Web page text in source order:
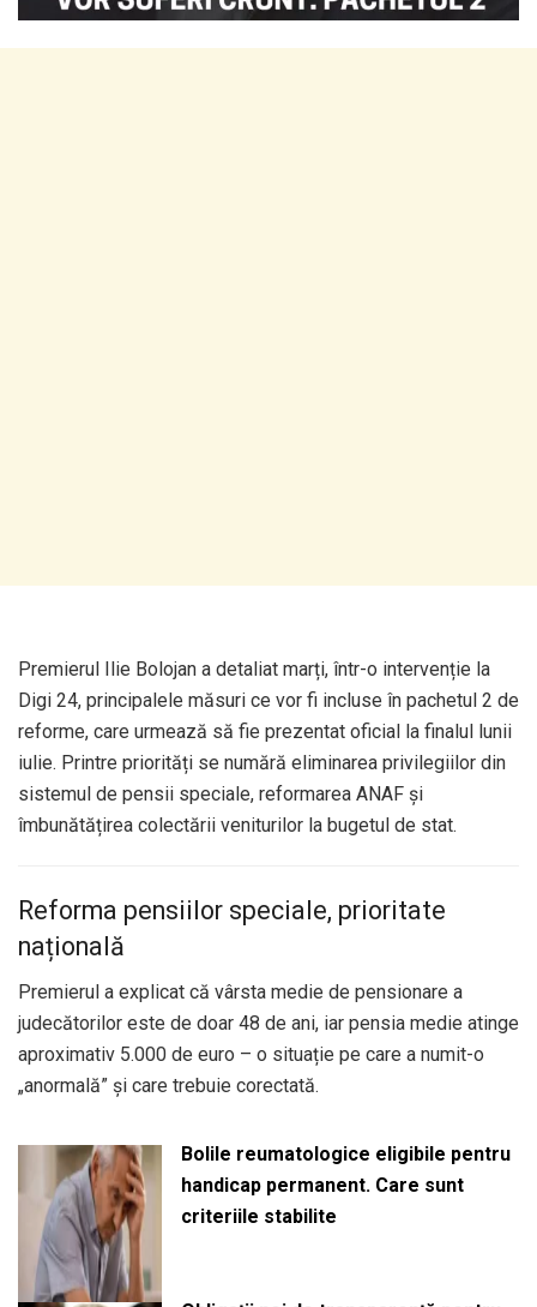
Premierul Ilie Bolojan a detaliat marți, într-o intervenție la
Digi 24, principalele măsuri ce vor fi incluse în pachetul 2 de
reforme, care urmează să fie prezentat oficial la finalul lunii
iulie. Printre priorități se numără eliminarea privilegiilor din
sistemul de pensii speciale, reformarea ANAF și
îmbunătățirea colectării veniturilor la bugetul de stat.
Reforma pensiilor speciale, prioritate
națională
Premierul a explicat că vârsta medie de pensionare a
judecătorilor este de doar 48 de ani, iar pensia medie atinge
aproximativ 5.000 de euro – o situație pe care a numit-o
„anormală” și care trebuie corectată.
Bolile reumatologice eligibile pentru
handicap permanent. Care sunt
criteriile stabilite